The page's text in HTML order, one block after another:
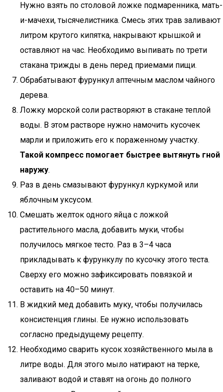
Нужно взять по столовой ложке подмаренника, мать-
и-мачехи, тысячелистника. Смесь этих трав заливают
литром крутого кипятка, накрывают крышкой и
оставляют на час. Необходимо выпивать по трети
стакана трижды в день перед приемами пищи.
Обрабатывают фурункул аптечным маслом чайного
дерева.
Ложку морской соли растворяют в стакане теплой
воды. В этом растворе нужно намочить кусочек
марли и приложить его к пораженному участку.
Такой компресс помогает быстрее вытянуть гной
наружу.
Раз в день смазывают фурункул куркумой или
яблочным уксусом.
Смешать желток одного яйца с ложкой
растительного масла, добавить муки, чтобы
получилось мягкое тесто. Раз в 3–4 часа
прикладывать к фурункулу по кусочку этого теста.
Сверху его можно зафиксировать повязкой и
оставить на 40–50 минут.
В жидкий мед добавить муку, чтобы получилась
консистенция глины. Ее нужно использовать
согласно предыдущему рецепту.
Необходимо сварить кусок хозяйственного мыла в
литре воды. Для этого мыло натирают на терке,
заливают водой и ставят на огонь до полного